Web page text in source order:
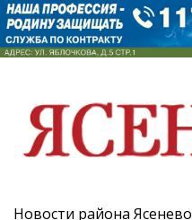
Новости района Ясенево